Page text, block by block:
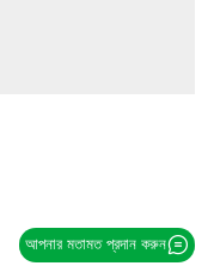
আপনার মতামত প্রদান করুন